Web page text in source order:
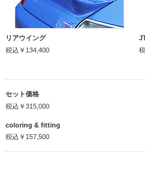
リアウイング
税込￥134,400
セット価格
税込￥315,000
coloring & fitting
税込￥157,500